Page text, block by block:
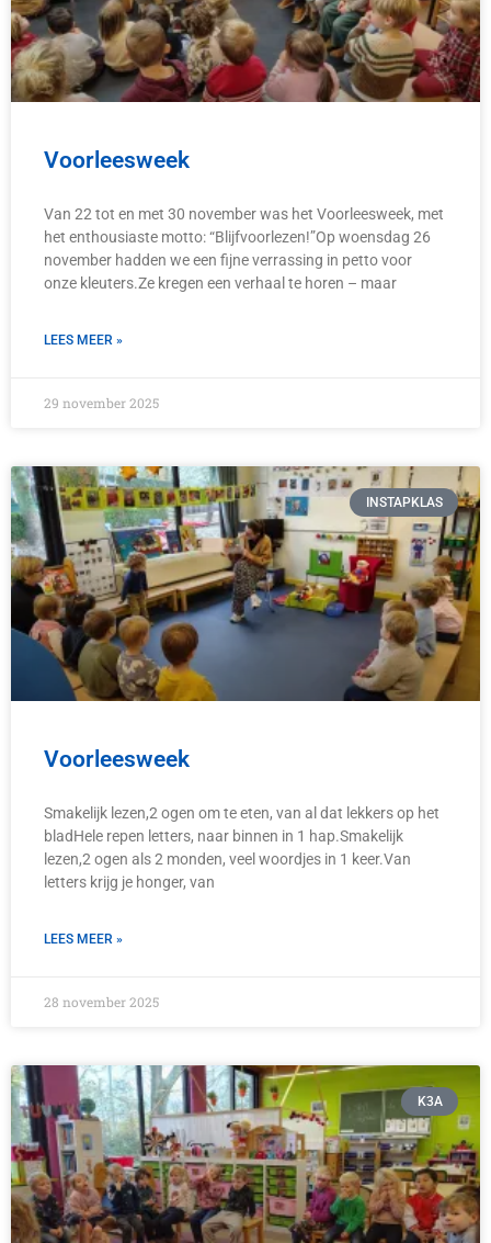
Voorleesweek
Van 22 tot en met 30 november was het Voorleesweek, met
het enthousiaste motto: “Blijfvoorlezen!”Op woensdag 26
november hadden we een fijne verrassing in petto voor
onze kleuters.Ze kregen een verhaal te horen – maar
LEES MEER »
29 november 2025
INSTAPKLAS
Voorleesweek
Smakelijk lezen,2 ogen om te eten, van al dat lekkers op het
bladHele repen letters, naar binnen in 1 hap.Smakelijk
lezen,2 ogen als 2 monden, veel woordjes in 1 keer.Van
letters krijg je honger, van
LEES MEER »
28 november 2025
K3A